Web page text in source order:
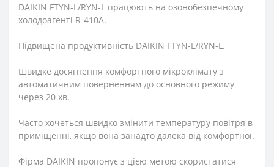
DAIKIN FTYN-L/RYN-L працюють на озонобезпечному
холодоагенті R-410A.
Підвищена продуктивність DAIKIN FTYN-L/RYN-L.
Швидке досягнення комфортного мікроклімату з
автоматичним поверненням до основного режиму
через 20 хв.
Часто хочеться швидко змінити температуру повітря в
приміщенні, якщо вона занадто далека від комфортної.
Фірма DAIKIN пропонує з цією метою скористатися